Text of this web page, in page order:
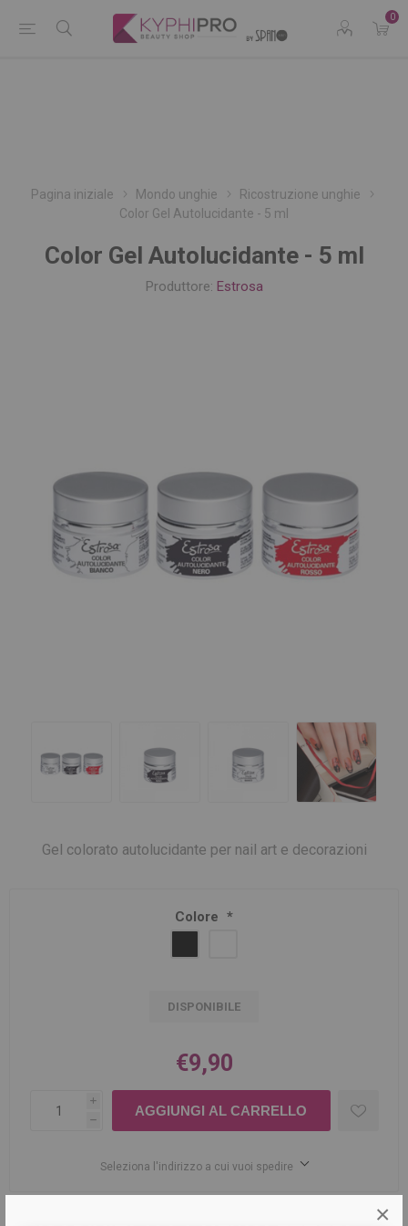
×
0
Pagina iniziale Mondo unghie
Ricostruzione unghie
Color Gel Autolucidante - 5 ml
Color Gel Autolucidante - 5 ml
Produttore: Estrosa
Gel colorato autolucidante per nail art e decorazioni
Colore *
DISPONIBILE
€9,90
i
h
Seleziona l'indirizzo a cui vuoi spedire